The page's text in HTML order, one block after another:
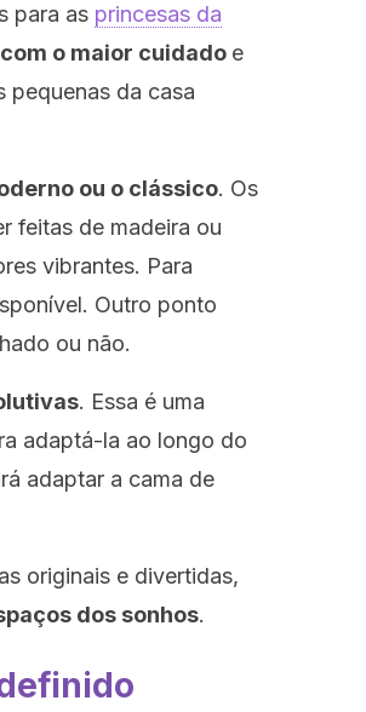
para as princesas da
o maior cuidado e
pequenas da casa
ou o clássico. Os
feitas de madeira ou
vibrantes. Para
Outro ponto
ou não.
. Essa é uma
adaptá-la ao longo do
adaptar a cama de
originais e divertidas,
dos sonhos.